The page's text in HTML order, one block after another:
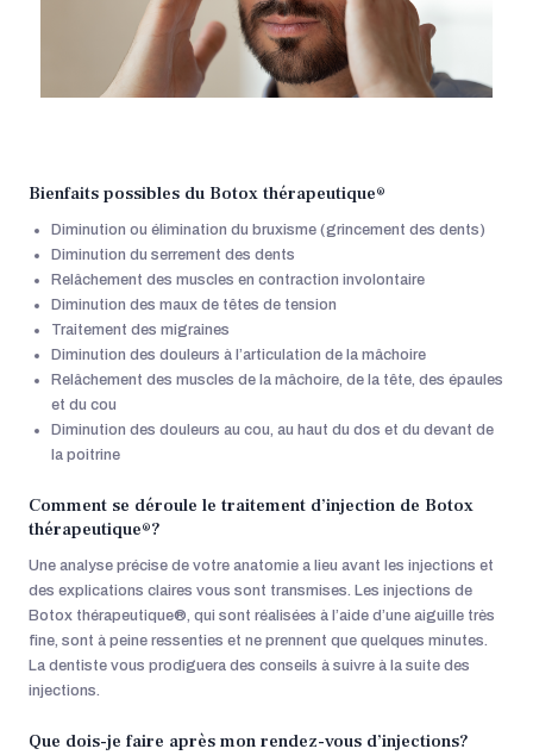
Bienfaits possibles du Botox thérapeutique®
Diminution ou élimination du bruxisme (grincement des dents)
Diminution du serrement des dents
Relâchement des muscles en contraction involontaire
Diminution des maux de têtes de tension
Traitement des migraines
Diminution des douleurs à l’articulation de la mâchoire
Relâchement des muscles de la mâchoire, de la tête, des épaules
et du cou
Diminution des douleurs au cou, au haut du dos et du devant de
la poitrine
Comment se déroule le traitement d’injection de Botox
thérapeutique®?
Une analyse précise de votre anatomie a lieu avant les injections et
des explications claires vous sont transmises. Les injections de
Botox thérapeutique®, qui sont réalisées à l’aide d’une aiguille très
fine, sont à peine ressenties et ne prennent que quelques minutes.
La dentiste vous prodiguera des conseils à suivre à la suite des
injections.
Que dois-je faire après mon rendez-vous d’injections?